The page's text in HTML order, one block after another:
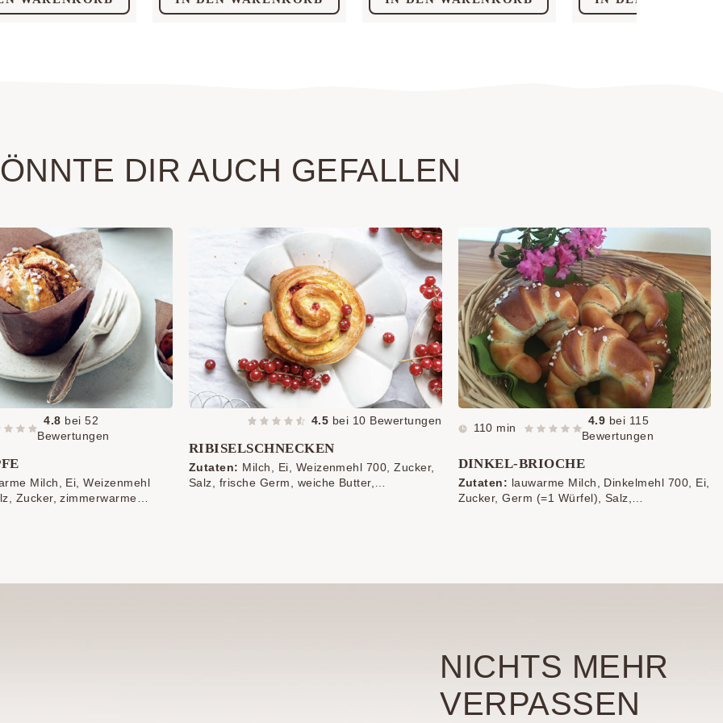
DIR AUCH GEFALLEN
4.8 bei52
Bewertungen
Milch, Ei, Weizenmehl
Zucker, zimmerwarme
4.5 bei 10 Bewertungen
RIBISELSCHNECKEN
Zutaten: Milch, Ei, Weizenmehl 700, Zucker,
Salz, frische Germ, weiche Butter,
110 min
4.9 bei 115
Bewertungen
DINKEL-BRIOCHE
Zutaten: lauwarme Milch, Dinkelmehl 700, Ei,
Zucker, Germ (=1 Würfel), Salz,
NICHTS MEHR
VERPASSEN